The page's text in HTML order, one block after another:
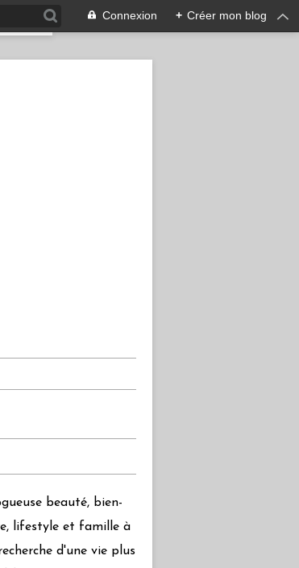
Connexion + Créer mon blog
beauté, bien-
lifestyle et famille à
d'une vie plus